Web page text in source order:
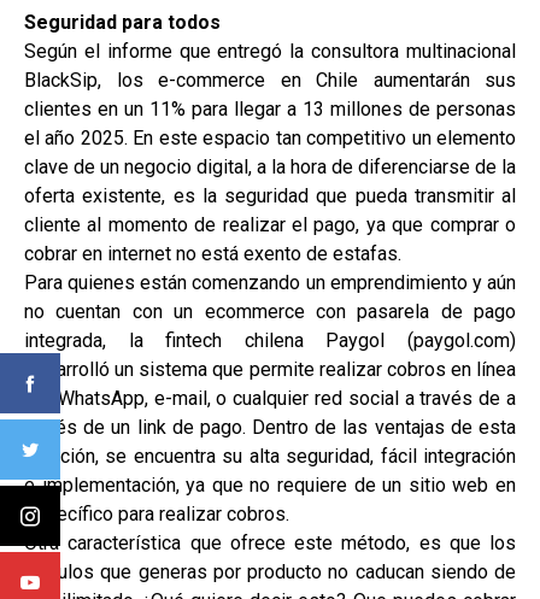
Seguridad para todos
Según el informe que entregó la consultora multinacional
BlackSip, los e-commerce en Chile aumentarán sus
clientes en un 11% para llegar a 13 millones de personas
el año 2025. En este espacio tan competitivo un elemento
clave de un negocio digital, a la hora de diferenciarse de la
oferta existente, es la seguridad que pueda transmitir al
cliente al momento de realizar el pago, ya que comprar o
cobrar en internet no está exento de estafas.
Para quienes están comenzando un emprendimiento y aún
no cuentan con un ecommerce con pasarela de pago
integrada, la fintech chilena Paygol (paygol.com)
desarrolló un sistema que permite realizar cobros en línea
por WhatsApp, e-mail, o cualquier red social a través de a
través de un link de pago. Dentro de las ventajas de esta
solución, se encuentra su alta seguridad, fácil integración
e implementación, ya que no requiere de un sitio web en
específico para realizar cobros.
Otra característica que ofrece este método, es que los
vínculos que generas por producto no caducan siendo de